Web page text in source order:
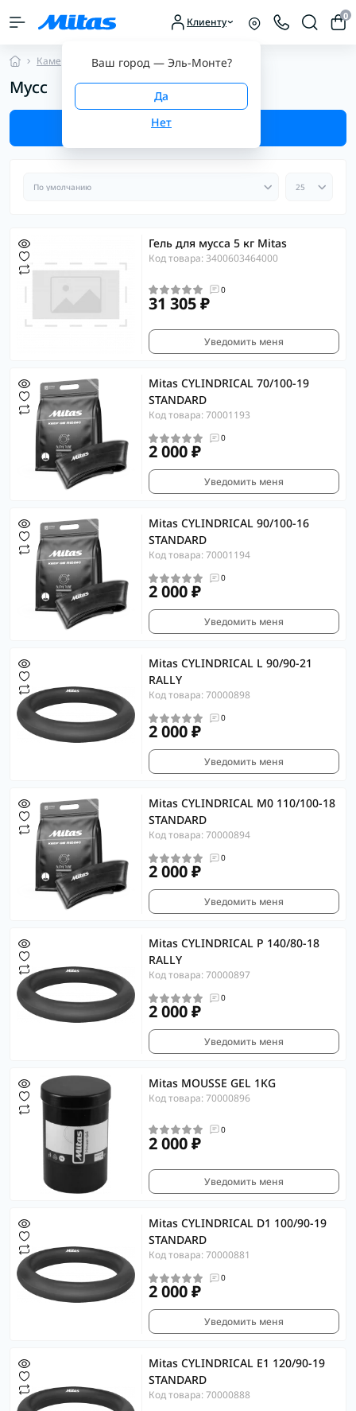
Клиенту
Ваш город — Эль-Монте?
0
Камеры и ободные ленты Мусс
Мусс
Фильтр
Гель для мусса 5 кг Mitas
Код товара: 3400603464000
0
31 305 ₽
Уведомить меня
Mitas CYLINDRICAL 70/100-19
STANDARD
Код товара: 70001193
0
2 000 ₽
Уведомить меня
Mitas CYLINDRICAL 90/100-16
STANDARD
Код товара: 70001194
0
2 000 ₽
Уведомить меня
Mitas CYLINDRICAL L 90/90-21
RALLY
Код товара: 70000898
0
2 000 ₽
Уведомить меня
Mitas CYLINDRICAL M0 110/100-18
STANDARD
Код товара: 70000894
0
2 000 ₽
Уведомить меня
Mitas CYLINDRICAL P 140/80-18
RALLY
Код товара: 70000897
0
2 000 ₽
Уведомить меня
Mitas MOUSSE GEL 1KG
Код товара: 70000896
0
2 000 ₽
Уведомить меня
Mitas CYLINDRICAL D1 100/90-19
STANDARD
Код товара: 70000881
0
2 000 ₽
Уведомить меня
Mitas CYLINDRICAL E1 120/90-19
STANDARD
Код товара: 70000888